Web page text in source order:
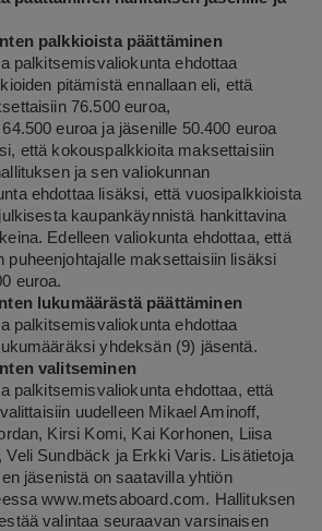
palkkioista päättäminen
palkitsemisvaliokunta ehdottaa
pitämistä ennallaan eli, että
76.500 euroa,
euroa ja jäsenille 50.400 euroa
että kokouspalkkioita maksettaisiin
ja sen valiokunnan
ehdottaa lisäksi, että vuosipalkkioista
kaupankäynnistä hankittavina
Edelleen valiokunta ehdottaa, että
puheenjohtajalle maksettaisiin lisäksi
euroa.
lukumäärästä päättäminen
palkitsemisvaliokunta ehdottaa
yhdeksän (9) jäsentä.
valitseminen
palkitsemisvaliokunta ehdottaa, että
uudelleen Mikael Aminoff,
Kirsi Komi, Kai Korhonen, Liisa
Veli Sundbäck ja Erkki Varis. Lisätietoja
jäsenistä on saatavilla yhtiön
www.metsaboard.com. Hallituksen
valintaa seuraavan varsinaisen